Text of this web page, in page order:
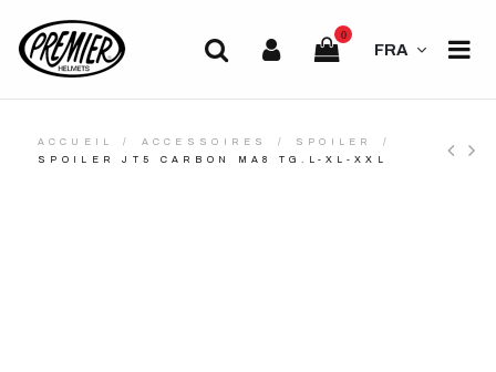
0
FRA
ACCUEIL ACCESSOIRES
SPOILER
SPOILER JT5 CARBON MA8 TG.L-XL-XXL